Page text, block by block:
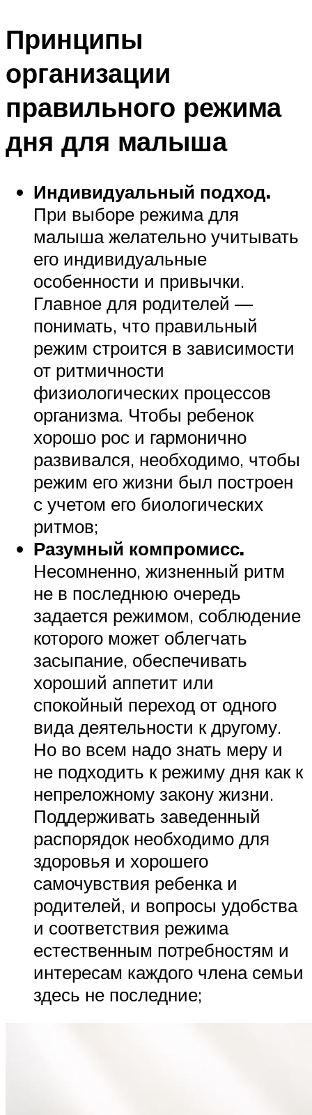
Принципы
организации
правильного режима
дня для малыша
Индивидуальный подход.
При выборе режима для
малыша желательно учитывать
его индивидуальные
особенности и привычки.
Главное для родителей —
понимать, что правильный
режим строится в зависимости
от ритмичности
физиологических процессов
организма. Чтобы ребенок
хорошо рос и гармонично
развивался, необходимо, чтобы
режим его жизни был построен
с учетом его биологических
ритмов;
Разумный компромисс.
Несомненно, жизненный ритм
не в последнюю очередь
задается режимом, соблюдение
которого может облегчать
засыпание, обеспечивать
хороший аппетит или
спокойный переход от одного
вида деятельности к другому.
Но во всем надо знать меру и
не подходить к режиму дня как к
непреложному закону жизни.
Поддерживать заведенный
распорядок необходимо для
здоровья и хорошего
самочувствия ребенка и
родителей, и вопросы удобства
и соответствия режима
естественным потребностям и
интересам каждого члена семьи
здесь не последние;